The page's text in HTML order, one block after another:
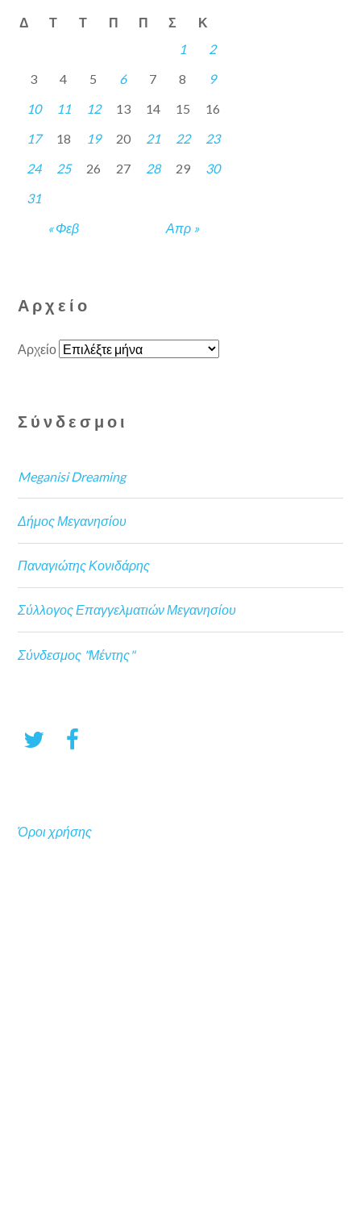
Δ Τ Τ Π Π Σ Κ
« Φεβ Απρ »
1
2
3
4 5 6 7 8
9
10
11 12 13 14 15
16
17
18 19 20 21 22
23
24
25 26 27 28 29
30
31
Αρχείο
Αρχείο
Σύνδεσμοι
Meganisi Dreaming
Δήμος Μεγανησίου
Παναγιώτης Κονιδάρης
Σύλλογος Επαγγελματιών Μεγανησίου
Σύνδεσμος "Μέντης"
Όροι χρήσης